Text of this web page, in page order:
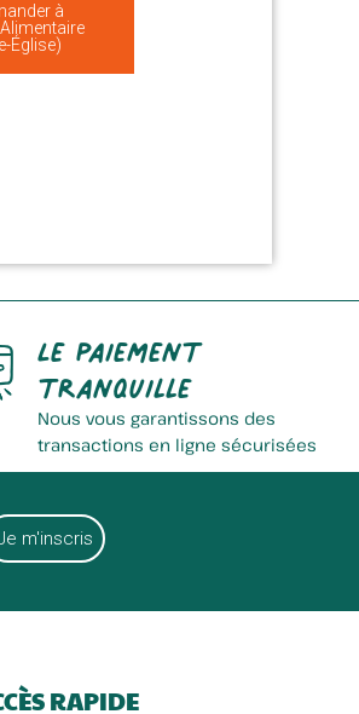
à
Église)
Le paiement
tranquille
Nous vous garantissons des
transactions en ligne sécurisées
RAPIDE